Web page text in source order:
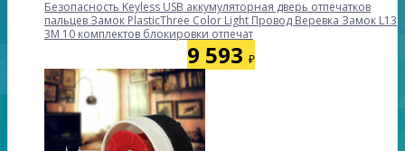
Безопасность Keyless USB аккумуляторная дверь отпечатков
пальцев Замок PlasticThree Color Light Провод Веревка Замок L13
3M 10 комплектов блокировки отпечат
9 593 ₽